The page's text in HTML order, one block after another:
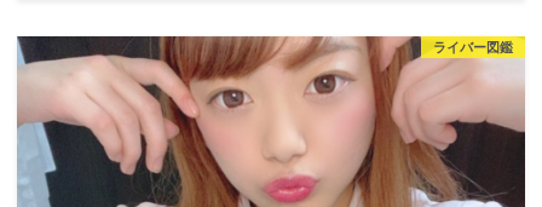
ライバー図鑑